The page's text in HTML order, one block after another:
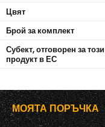
Цвят
Брой за комплект
Субект, отговорен за този
продукт в ЕС
МОЯТА ПОРЪЧКА